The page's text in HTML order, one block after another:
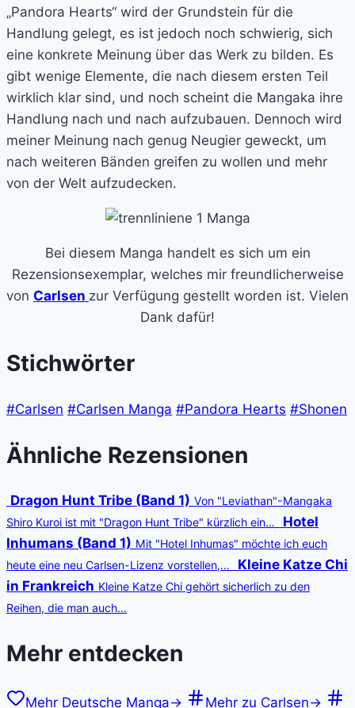
„Pandora Hearts“ wird der Grundstein für die
Handlung gelegt, es ist jedoch noch schwierig, sich
eine konkrete Meinung über das Werk zu bilden. Es
gibt wenige Elemente, die nach diesem ersten Teil
wirklich klar sind, und noch scheint die Mangaka ihre
Handlung nach und nach aufzubauen. Dennoch wird
meiner Meinung nach genug Neugier geweckt, um
nach weiteren Bänden greifen zu wollen und mehr
von der Welt aufzudecken.
Bei diesem Manga handelt es sich um ein
Rezensionsexemplar, welches mir freundlicherweise
von Carlsen zur Verfügung gestellt worden ist. Vielen
Dank dafür!
Stichwörter
#Carlsen #Carlsen Manga #Pandora Hearts #Shonen
Ähnliche Rezensionen
Dragon Hunt Tribe (Band 1) Von "Leviathan"-Mangaka
Shiro Kuroi ist mit "Dragon Hunt Tribe" kürzlich ein…
Hotel
Inhumans (Band 1) Mit "Hotel Inhumas" möchte ich euch
heute eine neu Carlsen-Lizenz vorstellen,…
Kleine Katze Chi
in Frankreich Kleine Katze Chi gehört sicherlich zu den
Reihen, die man auch…
Mehr entdecken
Mehr Deutsche Manga→ Mehr zu Carlsen→